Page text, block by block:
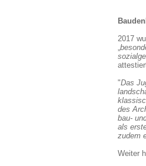
2017
„
"Das
des
bau-
als
zudem
Weiter